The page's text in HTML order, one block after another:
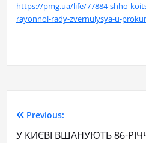
https://pmg.ua/life/77884-shho-
rayonnoi-rady-zvernulysya-u-
Previous:
У КИЄВІ ВШАНУЮТЬ 86-